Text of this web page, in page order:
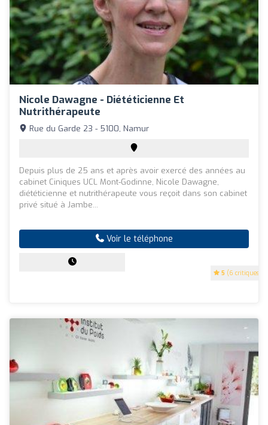
Nicole Dawagne - Diététicienne Et
Nutrithérapeute
5 (6 critiques)
Rue du Garde 23 - 5100, Namur
Depuis plus de 25 ans et après avoir exercé des années au
cabinet Ciniques UCL Mont-Godinne, Nicole Dawagne,
diététicienne et nutrithérapeute vous reçoit dans son cabinet
privé situé à Jambe...
Voir le téléphone